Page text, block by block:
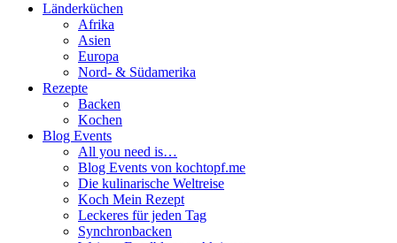
Länderküchen
Afrika
Asien
Europa
Nord- & Südamerika
Rezepte
Backen
Kochen
Blog Events
All you need is…
Blog Events von kochtopf.me
Die kulinarische Weltreise
Koch Mein Rezept
Leckeres für jeden Tag
Synchronbacken